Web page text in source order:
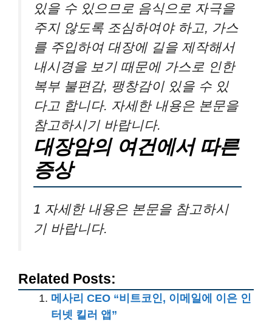
있을 수 있으므로 음식으로 자극을
주지 않도록 조심하여야 하고, 가스
를 주입하여 대장에 길을 제작해서
내시경을 보기 때문에 가스로 인한
복부 불편감, 팽창감이 있을 수 있
다고 합니다. 자세한 내용은 본문을
참고하시기 바랍니다.
대장암의 여건에서 따른
증상
1 자세한 내용은 본문을 참고하시
기 바랍니다.
Related Posts:
메사리 CEO “비트코인, 이메일에 이은 인
터넷 킬러 앱”